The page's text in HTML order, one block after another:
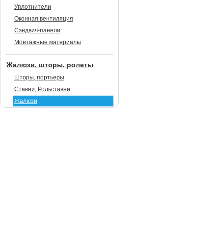
Уплотнители
Оконная вентиляция
Сэндвич-панели
Монтажные материалы
Жалюзи, шторы, ролеты
Шторы, портьеры
Ставни, Рольставни
Жалюзи